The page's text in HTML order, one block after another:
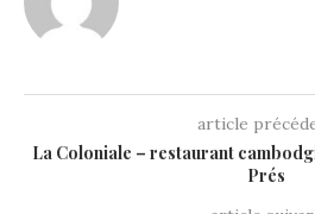
article
La Coloniale – restaurant
Prés